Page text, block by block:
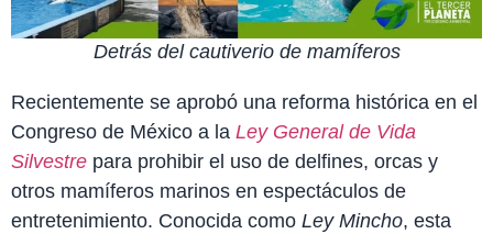
Detrás del cautiverio de mamíferos
Recientemente se aprobó una reforma histórica en el
Congreso de México a la Ley General de Vida
Silvestre para prohibir el uso de delfines, orcas y
otros mamíferos marinos en espectáculos de
entretenimiento. Conocida como Ley Mincho, esta